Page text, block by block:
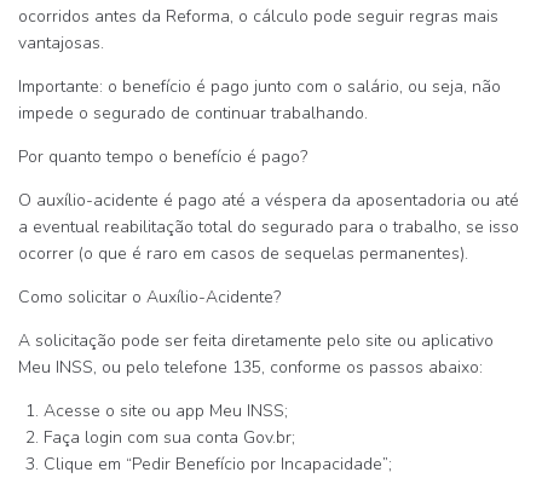
ocorridos antes da Reforma, o cálculo pode seguir regras mais
vantajosas.
Importante: o benefício é pago junto com o salário, ou seja, não
impede o segurado de continuar trabalhando.
Por quanto tempo o benefício é pago?
O auxílio-acidente é pago até a véspera da aposentadoria ou até
a eventual reabilitação total do segurado para o trabalho, se isso
ocorrer (o que é raro em casos de sequelas permanentes).
Como solicitar o Auxílio-Acidente?
A solicitação pode ser feita diretamente pelo site ou aplicativo
Meu INSS, ou pelo telefone 135, conforme os passos abaixo:
Acesse o site ou app Meu INSS;
Faça login com sua conta Gov.br;
Clique em “Pedir Benefício por Incapacidade”;